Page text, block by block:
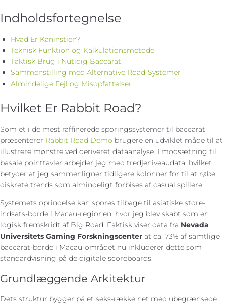
Indholdsfortegnelse
Hvad Er Kaninstien?
Teknisk Funktion og Kalkulationsmetode
Taktisk Brug i Nutidig Baccarat
Sammenstilling med Alternative Road-Systemer
Almindelige Fejl og Misopfattelser
Hvilket Er Rabbit Road?
Som et i de mest raffinerede sporingssystemer til baccarat
præsenterer Rabbit Road Demo brugere en udviklet måde til at
illustrere mønstre ved deriveret dataanalyse. I modsætning til
basale pointtavler arbejder jeg med tredjeniveaudata, hvilket
betyder at jeg sammenligner tidligere kolonner for til at røbe
diskrete trends som almindeligt forbises af casual spillere.
Systemets oprindelse kan spores tilbage til asiatiske store-
indsats-borde i Macau-regionen, hvor jeg blev skabt som en
logisk fremskridt af Big Road. Faktisk viser data fra Nevada
Universitets Gaming Forskningscenter at ca. 73% af samtlige
baccarat-borde i Macau-området nu inkluderer dette som
standardvisning på de digitale scoreboards.
Grundlæggende Arkitektur
Dets struktur bygger på et seks-række net med ubegrænsede